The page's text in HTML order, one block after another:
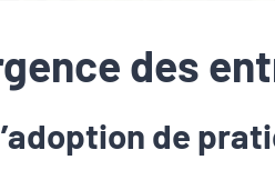
des
de